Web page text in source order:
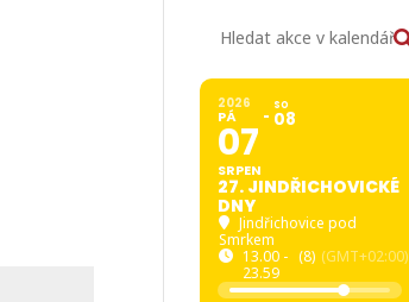
2026
PÁ
07
SRPEN
SO
08
27. JINDŘICHOVICKÉ
DNY
Jindřichovice pod
Smrkem
13.00 -
23.59
(8) (GMT+02:00)